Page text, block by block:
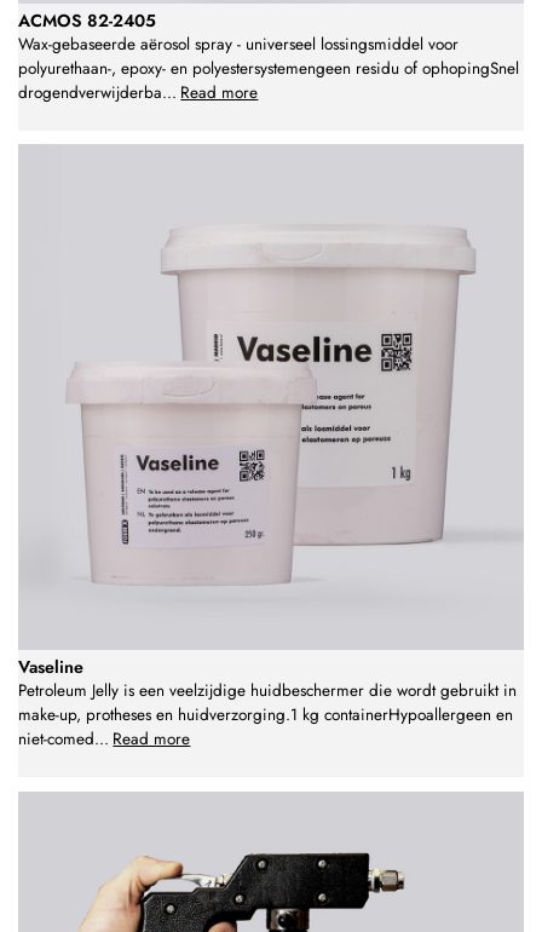
ACMOS 82-2405
Wax-gebaseerde aërosol spray - universeel lossingsmiddel voor
polyurethaan-, epoxy- en polyestersystemengeen residu of ophopingSnel
drogendverwijderba... Read more
Vaseline
Petroleum Jelly is een veelzijdige huidbeschermer die wordt gebruikt in
make-up, protheses en huidverzorging.1 kg containerHypoallergeen en
niet-comed... Read more